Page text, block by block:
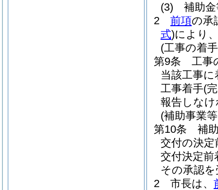
(3)
補助
2
前項の承
式)により
(工事の着
第9条
工事
当該工事
工事着手(
報告しな
(補助事業
第10条
補
交付の決
交付決定前
その承認
2
市長は、